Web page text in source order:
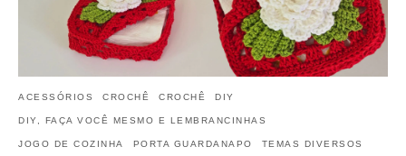
ACESSÓRIOS CROCHÊ CROCHÊ DIY
DIY, FAÇA VOCÊ MESMO E LEMBRANCINHAS
JOGO DE COZINHA PORTA GUARDANAPO TEMAS DIVERSOS